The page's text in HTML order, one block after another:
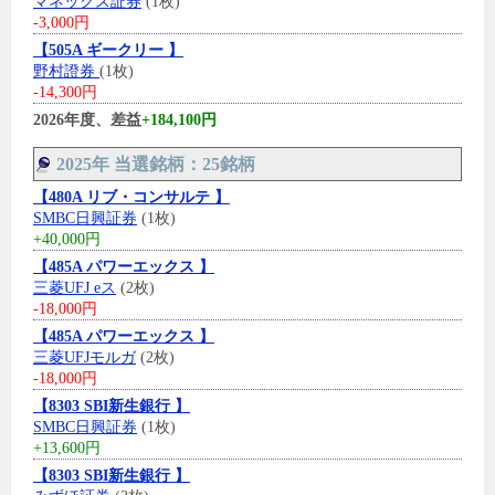
-3,000円
【505A ギークリー 】
野村證券 (1枚)
-14,300円
2026年度、差益+184,100円
2025年 当選銘柄：25銘柄
【480A リブ・コンサルテ 】
SMBC日興証券 (1枚)
+40,000円
【485A パワーエックス 】
三菱UFJ eス (2枚)
-18,000円
【485A パワーエックス 】
三菱UFJモルガ(2枚)
-18,000円
【8303 SBI新生銀行 】
SMBC日興証券 (1枚)
+13,600円
【8303 SBI新生銀行 】